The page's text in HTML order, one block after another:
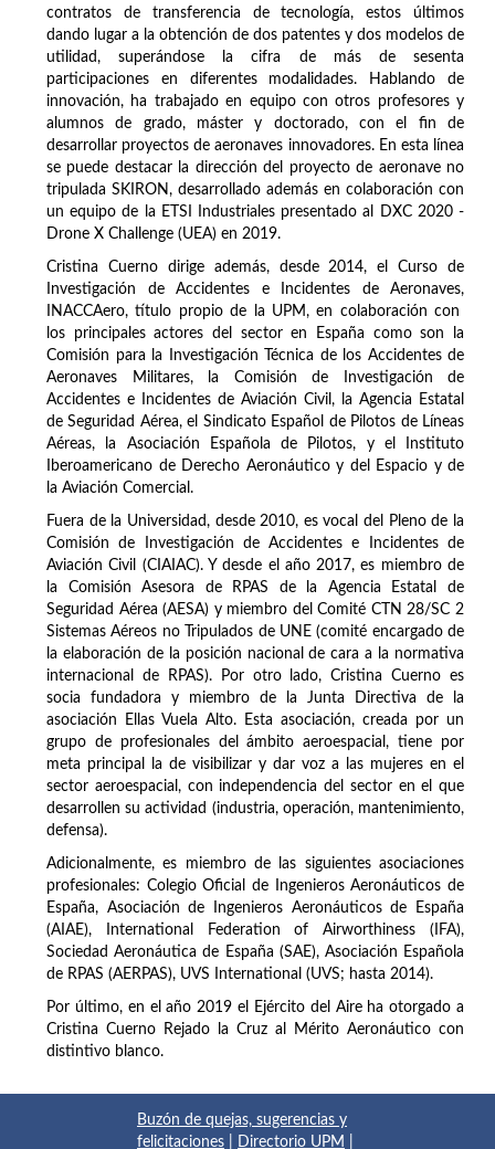
contratos de transferencia de tecnología, estos últimos
dando lugar a la obtención de dos patentes y dos modelos de
utilidad, superándose la cifra de más de sesenta
participaciones en diferentes modalidades. Hablando de
innovación, ha trabajado en equipo con otros profesores y
alumnos de grado, máster y doctorado, con el fin de
desarrollar proyectos de aeronaves innovadores. En esta línea
se puede destacar la dirección del proyecto de aeronave no
tripulada SKIRON, desarrollado además en colaboración con
un equipo de la ETSI Industriales presentado al DXC 2020 -
Drone X Challenge (UEA) en 2019.
Cristina Cuerno dirige además, desde 2014, el Curso de
Investigación de Accidentes e Incidentes de Aeronaves,
INACCAero, título propio de la UPM, en colaboración con
los principales actores del sector en España como son la
Comisión para la Investigación Técnica de los Accidentes de
Aeronaves Militares, la Comisión de Investigación de
Accidentes e Incidentes de Aviación Civil, la Agencia Estatal
de Seguridad Aérea, el Sindicato Español de Pilotos de Líneas
Aéreas, la Asociación Española de Pilotos, y el Instituto
Iberoamericano de Derecho Aeronáutico y del Espacio y de
la Aviación Comercial.
Fuera de la Universidad, desde 2010, es vocal del Pleno de la
Comisión de Investigación de Accidentes e Incidentes de
Aviación Civil (CIAIAC). Y desde el año 2017, es miembro de
la Comisión Asesora de RPAS de la Agencia Estatal de
Seguridad Aérea (AESA) y miembro del Comité CTN 28/SC 2
Sistemas Aéreos no Tripulados de UNE (comité encargado de
la elaboración de la posición nacional de cara a la normativa
internacional de RPAS). Por otro lado, Cristina Cuerno es
socia fundadora y miembro de la Junta Directiva de la
asociación Ellas Vuela Alto. Esta asociación, creada por un
grupo de profesionales del ámbito aeroespacial, tiene por
meta principal la de visibilizar y dar voz a las mujeres en el
sector aeroespacial, con independencia del sector en el que
desarrollen su actividad (industria, operación, mantenimiento,
defensa).
Adicionalmente, es miembro de las siguientes asociaciones
profesionales: Colegio Oficial de Ingenieros Aeronáuticos de
España, Asociación de Ingenieros Aeronáuticos de España
(AIAE), International Federation of Airworthiness (IFA),
Sociedad Aeronáutica de España (SAE), Asociación Española
de RPAS (AERPAS), UVS International (UVS; hasta 2014).
Por último, en el año 2019 el Ejército del Aire ha otorgado a
Cristina Cuerno Rejado la Cruz al Mérito Aeronáutico con
distintivo blanco.
Buzón de quejas, sugerencias y
felicitaciones
Directorio UPM